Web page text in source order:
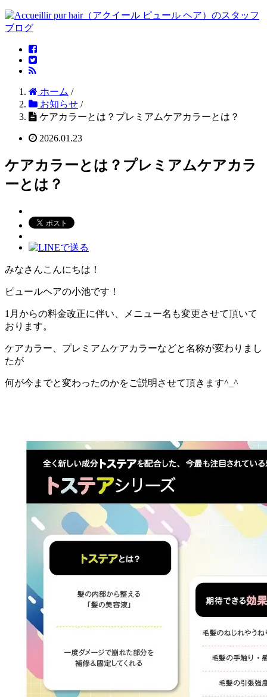
ホーム /
お知らせ /
ケアカラーとは？プレミアムケアカラーとは？
2026.01.23
ケアカラーとは？プレミアムケアカラ
ーとは？
みなさんこんにちは！
ピュールヘアの小池です！
1月からの料金改正に伴い、メニュー名も変更させて頂いて
おります。
ケアカラー、プレミアムケアカラーなどと名称が変わりまし
たが
何が今までと変わったのかをご説明させて頂きます^_^